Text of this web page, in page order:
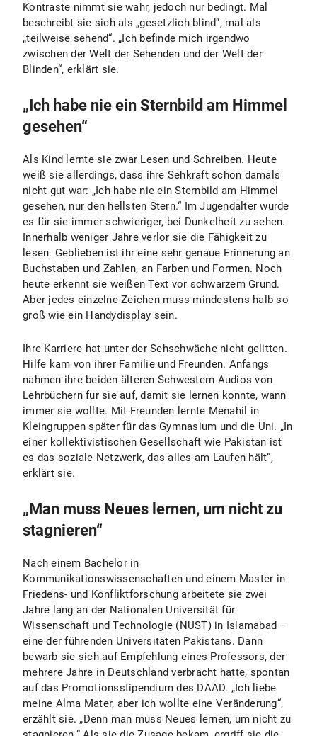
Kontraste nimmt sie wahr, jedoch nur bedingt. Mal
beschreibt sie sich als „gesetzlich blind“, mal als
„teilweise sehend“. „Ich befinde mich irgendwo
zwischen der Welt der Sehenden und der Welt der
Blinden“, erklärt sie.
„Ich habe nie ein Sternbild am Himmel
gesehen“
Als Kind lernte sie zwar Lesen und Schreiben. Heute
weiß sie allerdings, dass ihre Sehkraft schon damals
nicht gut war: „Ich habe nie ein Sternbild am Himmel
gesehen, nur den hellsten Stern.“ Im Jugendalter wurde
es für sie immer schwieriger, bei Dunkelheit zu sehen.
Innerhalb weniger Jahre verlor sie die Fähigkeit zu
lesen. Geblieben ist ihr eine sehr genaue Erinnerung an
Buchstaben und Zahlen, an Farben und Formen. Noch
heute erkennt sie weißen Text vor schwarzem Grund.
Aber jedes einzelne Zeichen muss mindestens halb so
groß wie ein Handydisplay sein.
Ihre Karriere hat unter der Sehschwäche nicht gelitten.
Hilfe kam von ihrer Familie und Freunden. Anfangs
nahmen ihre beiden älteren Schwestern Audios von
Lehrbüchern für sie auf, damit sie lernen konnte, wann
immer sie wollte. Mit Freunden lernte Menahil in
Kleingruppen später für das Gymnasium und die Uni. „In
einer kollektivistischen Gesellschaft wie Pakistan ist
es das soziale Netzwerk, das alles am Laufen hält“,
erklärt sie.
„Man muss Neues lernen, um nicht zu
stagnieren“
Nach einem Bachelor in
Kommunikationswissenschaften und einem Master in
Friedens- und Konfliktforschung arbeitete sie zwei
Jahre lang an der Nationalen Universität für
Wissenschaft und Technologie (NUST) in Islamabad –
eine der führenden Universitäten Pakistans. Dann
bewarb sie sich auf Empfehlung eines Professors, der
mehrere Jahre in Deutschland verbracht hatte, spontan
auf das Promotionsstipendium des DAAD. „Ich liebe
meine Alma Mater, aber ich wollte eine Veränderung“,
erzählt sie. „Denn man muss Neues lernen, um nicht zu